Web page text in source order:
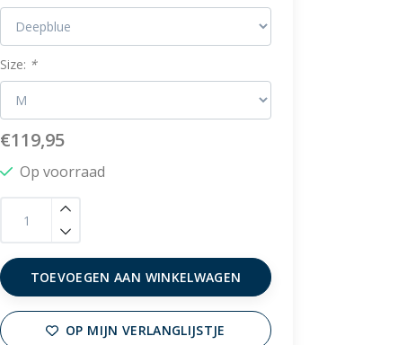
Size: *
€119,95
Op voorraad
TOEVOEGEN AAN WINKELWAGEN
OP MIJN VERLANGLIJSTJE